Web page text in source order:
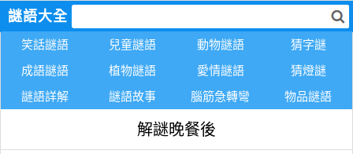
謎語大全
笑話謎語 兒童謎語 動物謎語
猜字謎
成語謎語
植物謎語 愛情謎語
猜燈謎
謎語詳解
謎語故事 腦筋急轉彎 物品謎語
解謎晚餐後